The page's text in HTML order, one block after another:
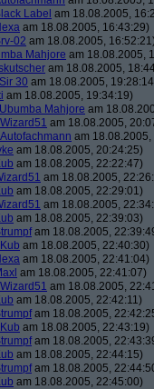
Label am 18.08.2005,
am 18.08.2005, 16:43:29)
02 am 18.08.2005,
Mahjore am 18.08.2005,
am 18.08.2005,
Sir 30 am 18.08.2005,
am 18.08.2005, 19:34:19)
Ubumba Mahjore am
Wizard51 am 18.08.2005,
Autofachmann am
am 18.08.2005, 20:24:25)
am 18.08.2005, 22:22:47)
am 18.08.2005,
am 18.08.2005, 22:29:01)
am 18.08.2005,
am 18.08.2005, 22:39:03)
am 18.08.2005,
Kub am 18.08.2005, 22:40:30)
am 18.08.2005, 22:41:04)
am 18.08.2005, 22:41:07)
Wizard51 am 18.08.2005,
am 18.08.2005, 22:42:11)
am 18.08.2005,
Kub am 18.08.2005, 22:43:19)
am 18.08.2005,
am 18.08.2005, 22:44:15)
am 18.08.2005,
am 18.08.2005, 22:45:00)